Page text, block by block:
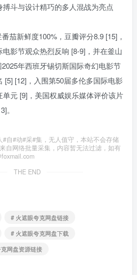
斗与设计精巧的多人混战为亮点
茄新鲜度100%，豆瓣评分8.9 [15]，
影节观众热烈反响 [8-9]，并在釜山
年西班牙锡切斯国际奇幻电影节
[5] [12]，入围第50届多伦多国际电影
元 [9]，美国权威娱乐媒体评价该片
。
自#动#采#集，无人值守，本站不会存储
自网络批量采集，内容暂无法过滤，如有
THE END
# 火遮眼夸克网盘链接
# 火遮眼夸克网盘下载
网盘资源链接